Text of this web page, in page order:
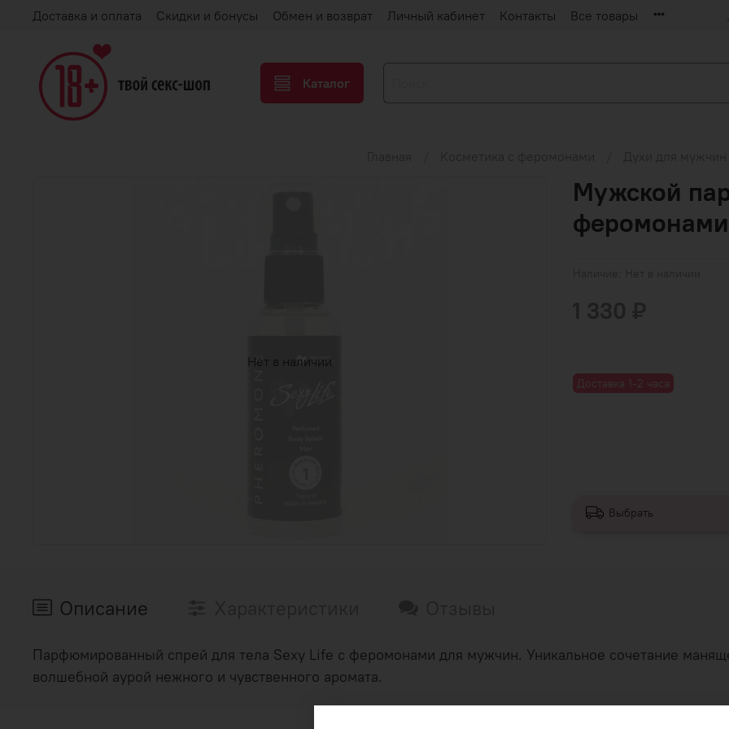
Доставка и оплата Скидки и бонусы Обмен и возврат Личный кабинет Контакты Все товары
Каталог
Нет в наличии
Доставка 1-2 часа
Мужской
Выбрать
Описание
Парфюмированный спрей для тела Sexy Life с феромонами для мужчин. Уникальное сочетание
волшебной аурой нежного и чувственного аромата.